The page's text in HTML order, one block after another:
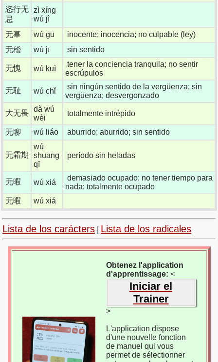
恣行无
忌
zì xíng
wú jì
无辜
wú gū
inocente; inocencia; no culpable (ley)
无稽
wú jī sin sentido
无愧 wú kuì
tener la conciencia tranquila; no sentir
escrúpulos
无耻 wú chǐ
sin ningún sentido de la vergüenza; sin
vergüenza; desvergonzado
大无畏 dà wú
wèi
totalmente intrépido
无聊 wú liáo aburrido; aburrido; sin sentido
无霜期
wú
shuāng
qī
período sin heladas
无暇 wú xiá
demasiado ocupado; no tener tiempo para
nada; totalmente ocupado
无暇
wú xiá
Lista de los carácters Lista de los radicales
Obtenez l'application
d'apprentissage: <
Iniciar el
Trainer
>
L'application dispose
d'une nouvelle fonction
de manuel qui vous
permet de sélectionner